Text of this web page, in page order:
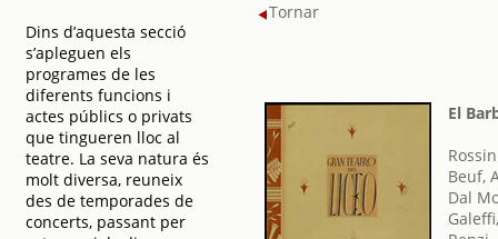
Dins d’aquesta secció
s’apleguen els
programes de les
diferents funcions i
actes públics o privats
que tingueren lloc al
teatre. La seva natura és
molt diversa, reuneix
des de temporades de
concerts, passant per
Tornar
El
Beuf,
Dal